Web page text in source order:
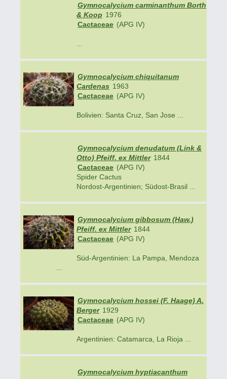
Gymnocalycium carminanthum Borth
& Koop 1976
Cactaceae (APG IV)
Gymnocalycium chiquitanum
Cardenas 1963
Cactaceae (APG IV)
Bolivien: Santa Cruz, San Jose ...
Gymnocalycium denudatum (Link &
Otto) Pfeiff. ex Mittler 1844
Cactaceae (APG IV)
Spider Cactus
Nordost-Argentinien; Südost-Brasil ...
Gymnocalycium gibbosum (Haw.)
Pfeiff. ex Mittler 1844
Cactaceae (APG IV)
Süd-Argentinien: La Pampa, Mendoza
Gymnocalycium hossei (F. Haage) A.
Berger 1929
Cactaceae (APG IV)
Argentinien: Catamarca, La Rioja ...
Gymnocalycium hyptiacanthum